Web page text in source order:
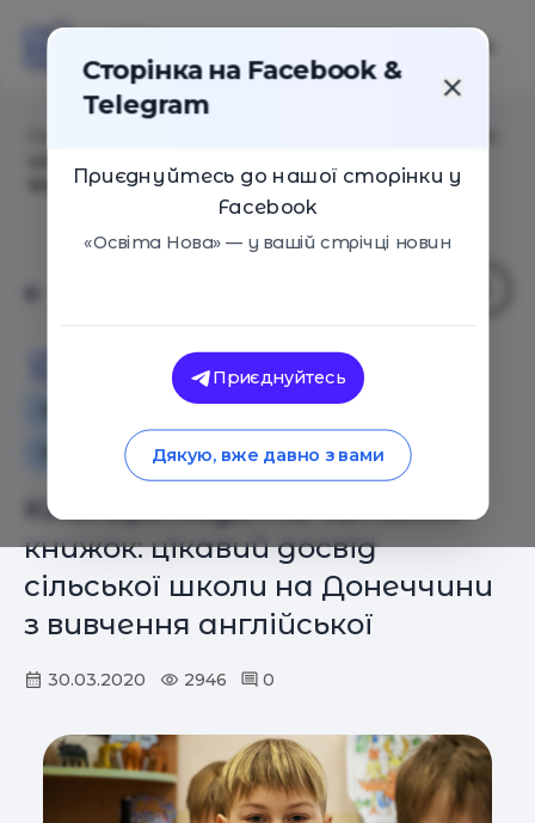
вивчення англійської
Освіта Нова
Особистий досвід
Як це працює
Освіта в Україні
Кіноперегляди та читання
книжок: цікавий досвід
сільської школи на Донеччини
з вивчення англійської
30.03.2020 2946 0
Сторінка на Facebook &
Telegram
Приєднуйтесь до нашої сторінки у
Facebook
«Освіта Нова» — у вашій стрічці новин
Приєднуйтесь
Дякую, вже давно з вами